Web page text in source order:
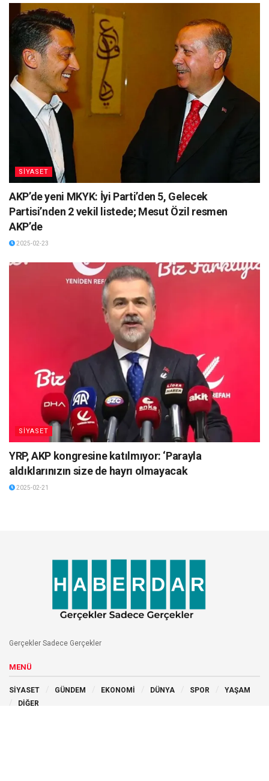
SİYASET
AKP’de yeni MKYK: İyi Parti’den 5, Gelecek
Partisi’nden 2 vekil listede; Mesut Özil resmen
AKP’de
2025-02-23
SİYASET
YRP, AKP kongresine katılmıyor: ‘Parayla
aldıklarınızın size de hayrı olmayacak
2025-02-21
Gerçekler Sadece Gerçekler
MENÜ
SİYASET GÜNDEM EKONOMİ DÜNYA SPOR
YAŞAM
DİĞER